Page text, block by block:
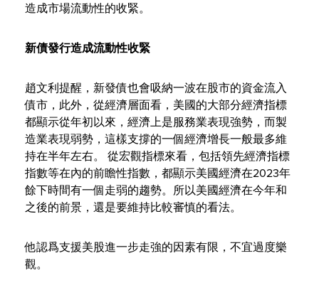
造成市場流動性的收緊。
新債發行造成流動性收緊
趙文利提醒，新發債也會吸納一波在股市的資金流入
債市，此外，從經濟層面看，美國的大部分經濟指標
都顯示從年初以來，經濟上是服務業表現強勢，而製
造業表現弱勢，這樣支撐的一個經濟增長一般最多維
持在半年左右。 從宏觀指標來看，包括領先經濟指標
指數等在內的前瞻性指數，都顯示美國經濟在2023年
餘下時間有一個走弱的趨勢。所以美國經濟在今年和
之後的前景，還是要維持比較審慎的看法。
他認爲支援美股進一步走強的因素有限，不宜過度樂
觀。